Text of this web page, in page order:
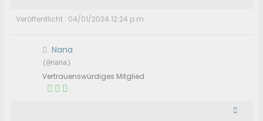
Veröffentlicht : 04/01/2024 12:24 p.m.
Nana
(@nana)
Vertrauenswürdiges Mitglied